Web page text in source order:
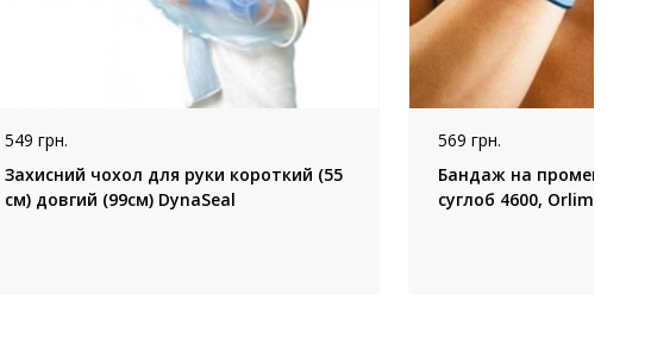
549 грн.
Захисний чохол для руки короткий (55
см) довгий (99см) DynaSeal
569 грн.
Бандаж на променево-
суглоб 4600, Orliman, (